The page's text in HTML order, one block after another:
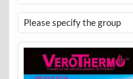
Please specify the group